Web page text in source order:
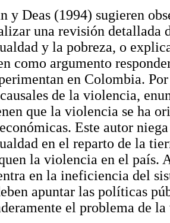
y Deas (1994) sugieren
una revisión detallada
y la pobreza, o
como argumento
en Colombia.
de la violencia,
que la violencia se ha
Este autor
en el reparto de la
la violencia en el país.
en la ineficiencia del
apuntar las políticas
el problema de